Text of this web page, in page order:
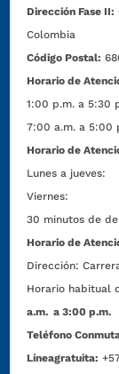
Dirección Fase II:
Colombia
Código Postal:
Horario de
1:00 p.m. a 5:30
7:00 a.m. a 5:00
Horario de
Lunes a jueves:
Viernes: 7:00
30 minutos de
Horario de
Dirección:
Horario habitual
a.m. a 3:00 p.m.
Teléfono
Líneagratuita: